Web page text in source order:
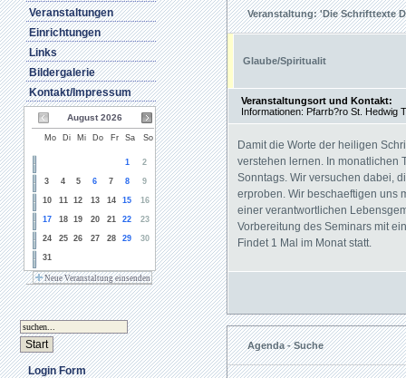
Veranstaltungen
Einrichtungen
Links
Bildergalerie
Kontakt/Impressum
August 2026
Mo Di Mi Do Fr Sa So
1 2
3 4 5 6 7 8 9
10 11 12 13 14 15 16
17 18 19 20 21 22 23
24 25 26 27 28 29 30
31
Neue Veranstaltung einsenden
Login Form
Veranstaltung: 'Die Schrifttexte
Glaube/Spiritualit
Veranstaltungsort und Kontakt:
Informationen: Pfarrb?ro St. Hedwig
Damit die Worte der heiligen
verstehen lernen. In monatlichen
Sonntags. Wir versuchen dabei,
erproben. Wir beschaeftigen uns
einer verantwortlichen
Vorbereitung des Seminars mit
Findet 1 Mal im Monat statt.
Agenda - Suche